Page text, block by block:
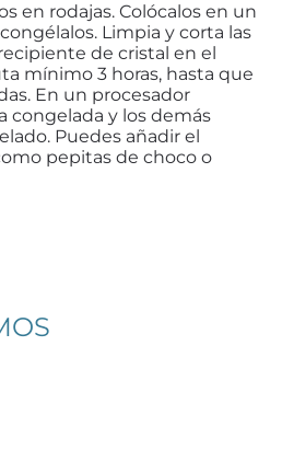
en rodajas. Colócalos en un
Limpia y corta las
de cristal en el
mínimo 3 horas, hasta que
En un procesador
congelada y los demás
Puedes añadir el
pepitas de choco o